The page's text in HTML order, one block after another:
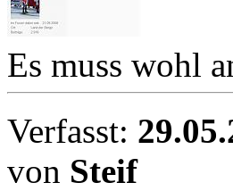
Es muss wohl
Verfasst:
von Steif